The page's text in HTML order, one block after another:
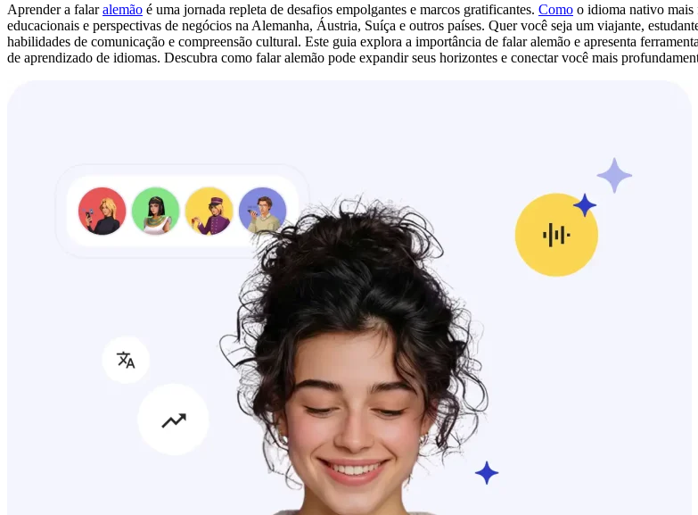
Aprender a falaralemão é uma jornada repleta de desafios empolgantes e marcos gratificantes. Como o idioma nativo mais
educacionais e perspectivas de negócios na Alemanha, Áustria, Suíça e outros países. Quer você seja um viajante,
habilidades de comunicação e compreensão cultural. Este guia explora a importância de falar alemão e apresenta
de aprendizado de idiomas. Descubra como falar alemão pode expandir seus horizontes e conectar você mais